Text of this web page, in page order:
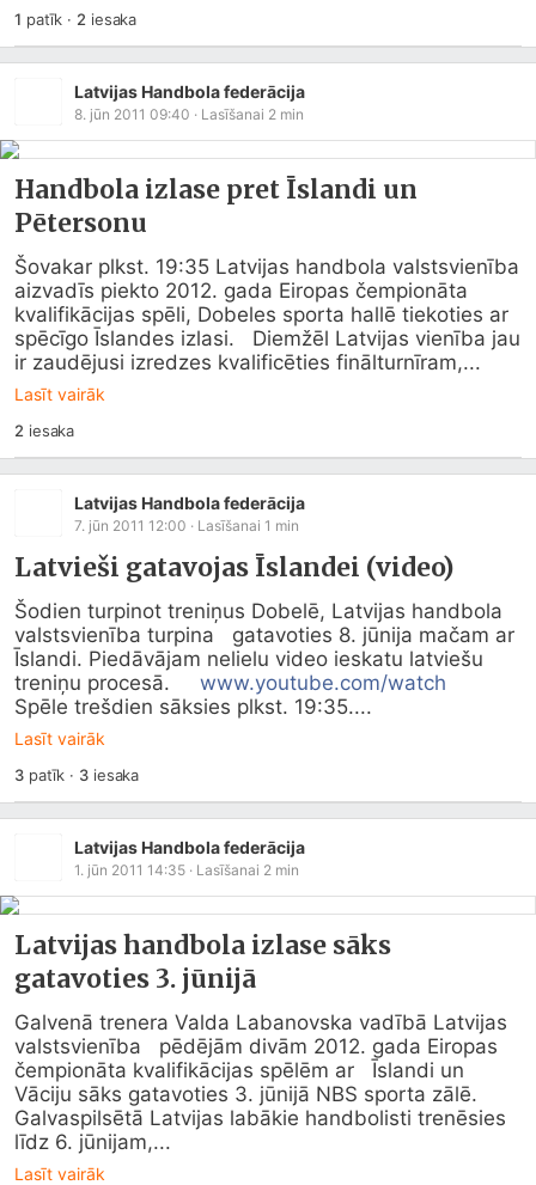
1 patīk · 2 iesaka
Latvijas Handbola federācija
8. jūn 2011 09:40 · Lasīšanai 2 min
Handbola izlase pret Īslandi un
Pētersonu
Šovakar plkst. 19:35 Latvijas handbola valstsvienība
aizvadīs piekto 2012. gada Eiropas čempionāta
kvalifikācijas spēli, Dobeles sporta hallē tiekoties ar
spēcīgo Īslandes izlasi.   Diemžēl Latvijas vienība jau
ir zaudējusi izredzes kvalificēties finālturnīram,...
Lasīt vairāk
2 iesaka
Latvijas Handbola federācija
7. jūn 2011 12:00 · Lasīšanai 1 min
Latvieši gatavojas Īslandei (video)
Šodien turpinot treniņus Dobelē, Latvijas handbola
valstsvienība turpina   gatavoties 8. jūnija mačam ar
Īslandi. Piedāvājam nelielu video ieskatu latviešu
treniņu procesā. www.youtube.com/watch
Spēle trešdien sāksies plkst. 19:35....
Lasīt vairāk
3patīk · 3iesaka
Latvijas Handbola federācija
1. jūn 2011 14:35 · Lasīšanai 2 min
Latvijas handbola izlase sāks
gatavoties 3. jūnijā
Galvenā trenera Valda Labanovska vadībā Latvijas
valstsvienība   pēdējām divām 2012. gada Eiropas
čempionāta kvalifikācijas spēlēm ar   Īslandi un
Vāciju sāks gatavoties 3. jūnijā NBS sporta zālē.
Galvaspilsētā Latvijas labākie handbolisti trenēsies
līdz 6. jūnijam,...
Lasīt vairāk